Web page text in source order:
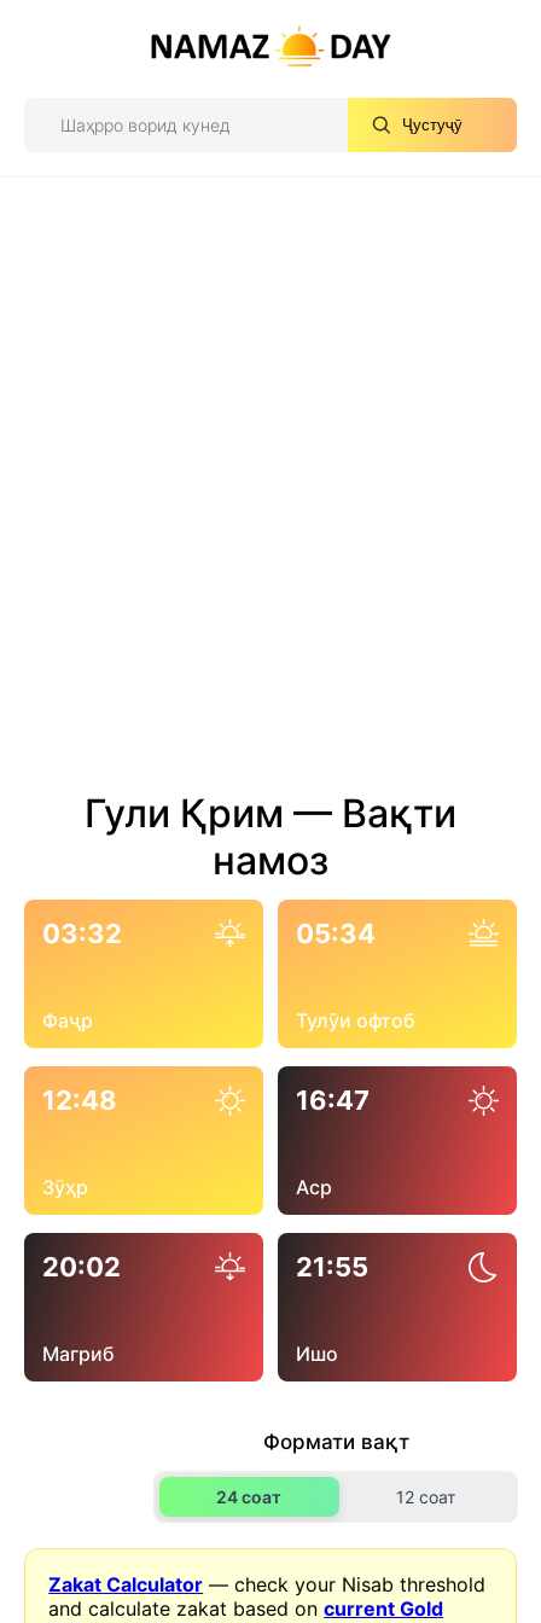
Ҷустуҷӯ
Гули Қрим — Вақти
намоз
03:32
Фаҷр
05:34
Тулӯи офтоб
12:48
Зӯҳр
16:47
Аср
20:02
Магриб
21:55
Ишо
Формати вақт
24 соат 12 соат
Zakat Calculator — check your Nisab threshold
and calculate zakat based oncurrent Gold